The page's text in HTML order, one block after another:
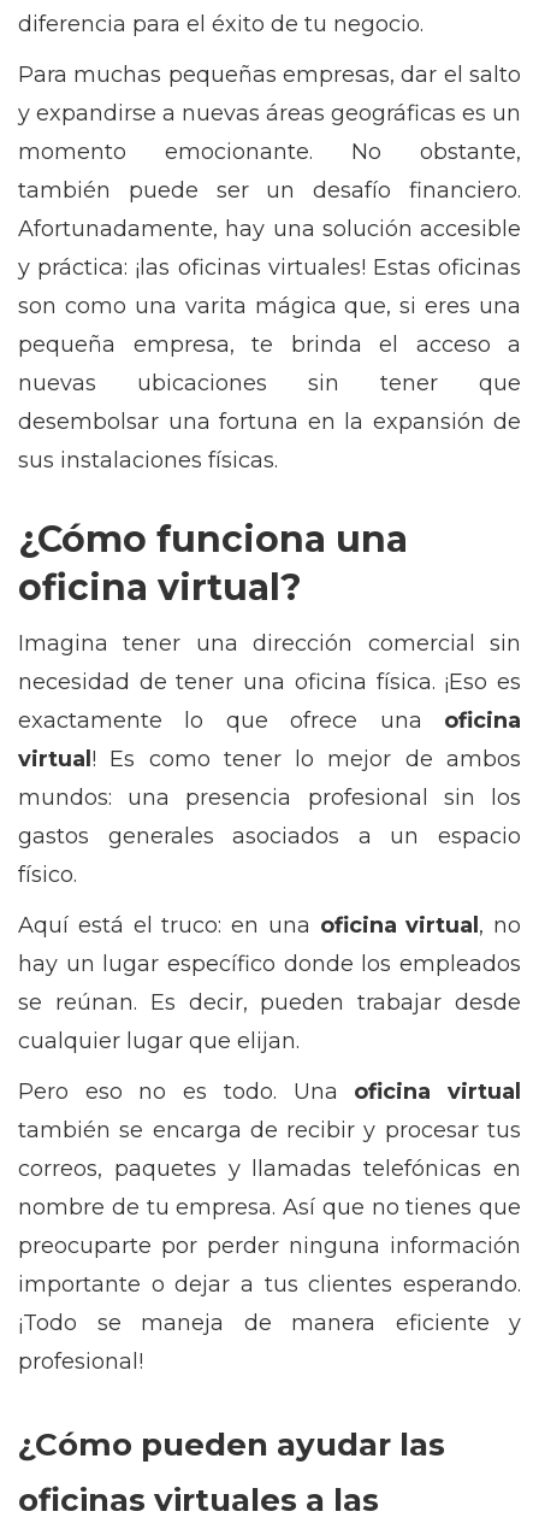
diferencia para el éxito de tu negocio.
Para muchas pequeñas empresas, dar el salto
y expandirse a nuevas áreas geográficas es un
momento emocionante. No obstante,
también puede ser un desafío financiero.
Afortunadamente, hay una solución accesible
y práctica: ¡las oficinas virtuales! Estas oficinas
son como una varita mágica que, si eres una
pequeña empresa, te brinda el acceso a
nuevas ubicaciones sin tener que
desembolsar una fortuna en la expansión de
sus instalaciones físicas.
¿Cómo funciona una
oficina virtual?
Imagina tener una dirección comercial sin
necesidad de tener una oficina física. ¡Eso es
exactamente lo que ofrece una oficina
virtual ! Es como tener lo mejor de ambos
mundos: una presencia profesional sin los
gastos generales asociados a un espacio
físico.
Aquí está el truco: en una oficina virtual , no
hay un lugar específico donde los empleados
se reúnan. Es decir, pueden trabajar desde
cualquier lugar que elijan.
Pero eso no es todo. Una oficina virtual
también se encarga de recibir y procesar tus
correos, paquetes y llamadas telefónicas en
nombre de tu empresa. Así que no tienes que
preocuparte por perder ninguna información
importante o dejar a tus clientes esperando.
¡Todo se maneja de manera eficiente y
profesional!
¿Cómo pueden ayudar las
oficinas virtuales a las